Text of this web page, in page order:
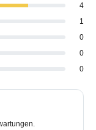
4
1
0
0
0